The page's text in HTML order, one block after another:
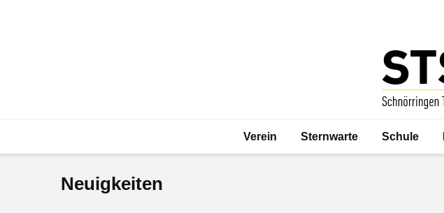
Verein Sternwarte Schule
Neuigkeiten